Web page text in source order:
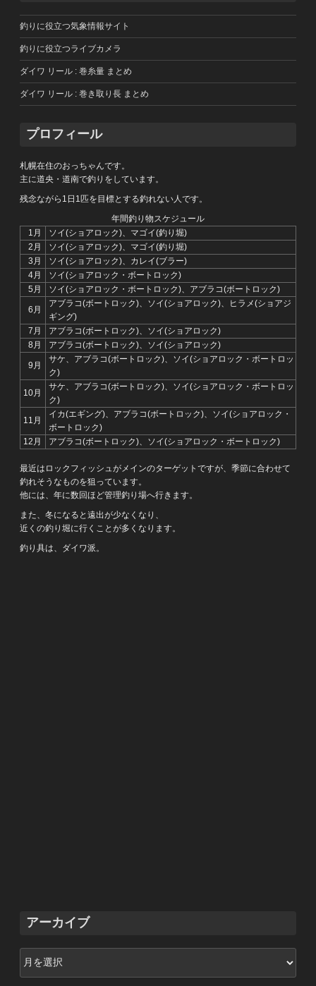
釣りに役立つ気象情報サイト
釣りに役立つライブカメラ
ダイワ リール : 巻糸量 まとめ
ダイワ リール : 巻き取り長 まとめ
プロフィール
札幌在住のおっちゃんです。
主に道央・道南で釣りをしています。
残念ながら1日1匹を目標とする釣れない人です。
年間釣り物スケジュール
1月
ソイ(ショアロック)、マゴイ(釣り堀)
2月
ソイ(ショアロック)、マゴイ(釣り堀)
3月
ソイ(ショアロック)、カレイ(ブラー)
4月
ソイ(ショアロック・ボートロック)
5月
ソイ(ショアロック・ボートロック)、アブラコ(ボートロック)
6月
アブラコ(ボートロック)、ソイ(ショアロック)、ヒラメ(ショアジ
ギング)
7月
アブラコ(ボートロック)、ソイ(ショアロック)
8月
アブラコ(ボートロック)、ソイ(ショアロック)
9月
サケ、アブラコ(ボートロック)、ソイ(ショアロック・ボートロッ
ク)
10月
サケ、アブラコ(ボートロック)、ソイ(ショアロック・ボートロッ
ク)
11月
イカ(エギング)、アブラコ(ボートロック)、ソイ(ショアロック・
ボートロック)
12月
アブラコ(ボートロック)、ソイ(ショアロック・ボートロック)
最近はロックフィッシュがメインのターゲットですが、季節に合わせて
釣れそうなものを狙っています。
他には、年に数回ほど管理釣り場へ行きます。
また、冬になると遠出が少なくなり、
近くの釣り堀に行くことが多くなります。
釣り具は、ダイワ派。
アーカイブ
ー
カ